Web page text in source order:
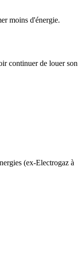
moins d'énergie.
continuer de louer son
(ex-Electrogaz à